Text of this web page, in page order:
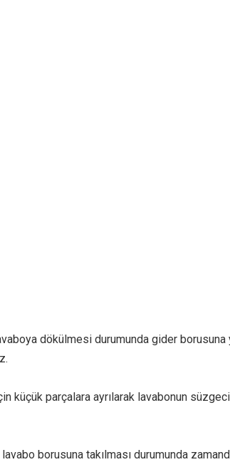
dökülmesi durumunda gider borusuna
küçük parçalara ayrılarak lavabonun
borusuna takılması durumunda